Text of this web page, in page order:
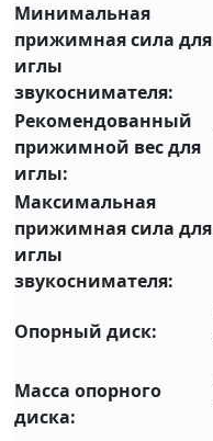
Минимальная
прижимная сила для
иглы
звукоснимателя:
Рекомендованный
прижимной вес для
иглы:
Максимальная
прижимная сила для
иглы
звукоснимателя:
Опорный диск:
Масса опорного
диска: